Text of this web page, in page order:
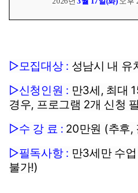
▷모집대상 : 성남시 내 유
▷신청인원 : 만3세, 최대
경우, 프로그램 2개 신청
▷수 강 료 : 20만원 (추후,
▷필독사항 : 만3세만 수
불가!)